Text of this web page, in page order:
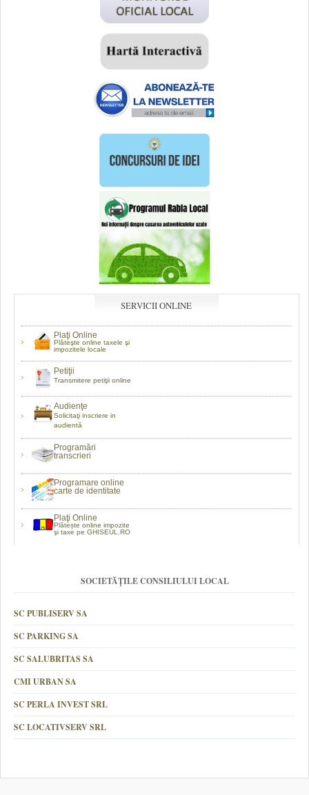
SERVICII ONLINE
Plaţi Online
Plăteşte online taxele şi
impozitele locale
Petiţii
Transmitere petiţii online
Audienţe
Solicitaţi inscriere in
audientă
Programări
transcrieri
Programare online
carte de identitate
Plaţi Online
Plătește online impozite
şi taxe pe GHISEUL.RO
SOCIETĂȚILE CONSILIULUI LOCAL
SC PUBLISERV SA
SC PARKING SA
SC SALUBRITAS SA
CMI URBAN SA
SC PERLA INVEST SRL
SC LOCATIVSERV SRL